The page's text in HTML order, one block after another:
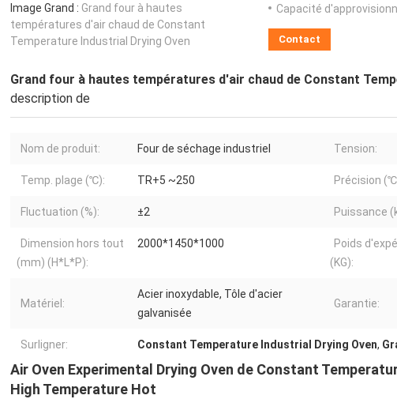
Image Grand : Grand four à hautes
températures d'air chaud de Constant
Temperature Industrial Drying Oven
Capacité
Contact
Grand four à hautes températures d'air chaud de Constant
description de
Nom de produit: Four de séchage industriel Tension:
Temp. plage (℃): TR+5 ~250 Précision
Fluctuation (%): ±2 Puissance
Dimension hors tout
(mm) (H*L*P):
2000*1450*1000
Poids
(KG):
Matériel:
Acier inoxydable, Tôle d'acier
galvanisée
Garantie:
Surligner: Constant Temperature Industrial Drying Oven,
Air Oven Experimental Drying Oven de Constant
High Temperature Hot